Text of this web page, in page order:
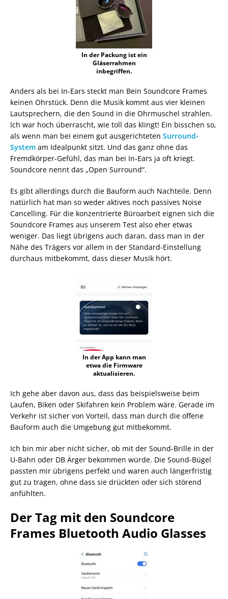
In der Packung ist ein
Gläserrahmen
inbegriffen.
Anders als bei In-Ears steckt man Bein Soundcore Frames
keinen Ohrstück. Denn die Musik kommt aus vier kleinen
Lautsprechern, die den Sound in die Ohrmuschel strahlen.
Ich war hoch überrascht, wie toll das klingt! Ein bisschen so,
als wenn man bei einem gut ausgerichteten Surround-
System am Idealpunkt sitzt. Und das ganz ohne das
Fremdkörper-Gefühl, das man bei In-Ears ja oft kriegt.
Soundcore nennt das „Open Surround“.
Es gibt allerdings durch die Bauform auch Nachteile. Denn
natürlich hat man so weder aktives noch passives Noise
Cancelling. Für die konzentrierte Büroarbeit eignen sich die
Soundcore Frames aus unserem Test also eher etwas
weniger. Das liegt übrigens auch daran, dass man in der
Nähe des Trägers vor allem in der Standard-Einstellung
durchaus mitbekommt, dass dieser Musik hört.
In der App kann man
etwa die Firmware
aktualisieren.
Ich gehe aber davon aus, dass das beispielsweise beim
Laufen, Biken oder Skifahren kein Problem wäre. Gerade im
Verkehr ist sicher von Vorteil, dass man durch die offene
Bauform auch die Umgebung gut mitbekommt.
Ich bin mir aber nicht sicher, ob mit der Sound-Brille in der
U-Bahn oder DB Ärger bekommen würde. Die Sound-Bügel
passten mir übrigens perfekt und waren auch längerfristig
gut zu tragen, ohne dass sie drückten oder sich störend
anfühlten.
Der Tag mit den Soundcore
Frames Bluetooth Audio Glasses